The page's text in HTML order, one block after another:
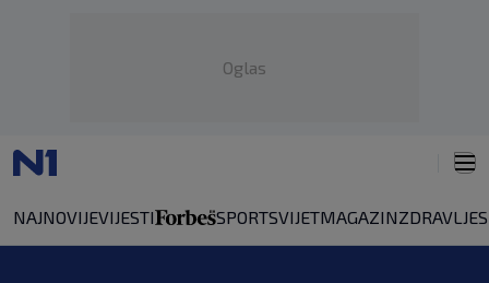
Oglas
NAJNOVIJEVIJESTI SPORTSVIJETMAGAZINZDRAVLJE